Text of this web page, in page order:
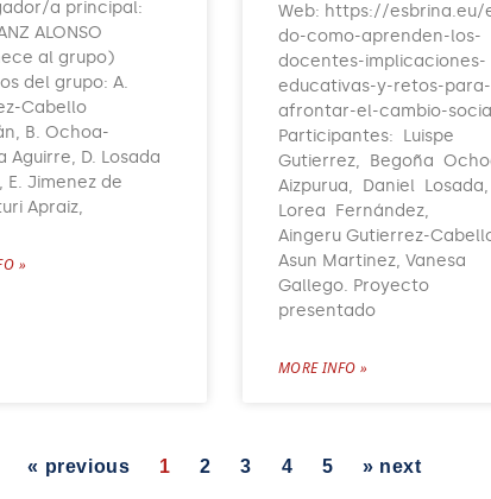
a principal:
ALONSO
al grupo)
del grupo: A.
Cabello
B. Ochoa-
Aguirre, D. Losada
E. Jimenez de
Apraiz,
»
Web: https://esbrina.eu/
do-como-aprenden-los-
docentes-implicaciones-
educativas-y-retos-para-
afrontar-el-cambio-
Participantes: Luispe
Gutierrez, Begoña
Aizpurua, Daniel Losada,
Lorea Fernández,
Aingeru Gutierrez-
Asun Martinez, Vanesa
Gallego. Proyecto
presentado
MORE INFO »
« previous 1 2 3 4 5 » next